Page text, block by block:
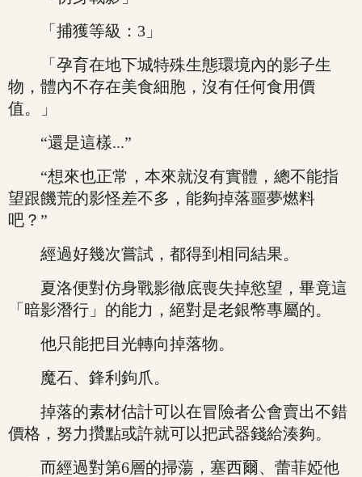
「捕獲等級：3」
「孕育在地下城特殊生態環境內的影子生
物，體內不存在美食細胞，沒有任何食用價
值。」
“還是這樣...”
“想來也正常，本來就沒有實體，總不能指
望跟饑荒的影怪差不多，能夠掉落噩夢燃料
吧？”
經過好幾次嘗試，都得到相同結果。
夏洛便對仿身戰影徹底喪失掉慾望，畢竟這
「暗影潛行」的能力，絕對是老銀幣專屬的。
他只能把目光轉向掉落物。
魔石、鋒利鉤爪。
掉落的素材估計可以在冒險者公會賣出不錯
價格，努力攢點或許就可以把武器錢給湊夠。
而經過對第6層的掃蕩，塞西爾、蕾菲婭他